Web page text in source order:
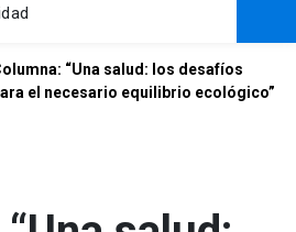
“Una salud: los desafíos
el necesario equilibrio ecológico”